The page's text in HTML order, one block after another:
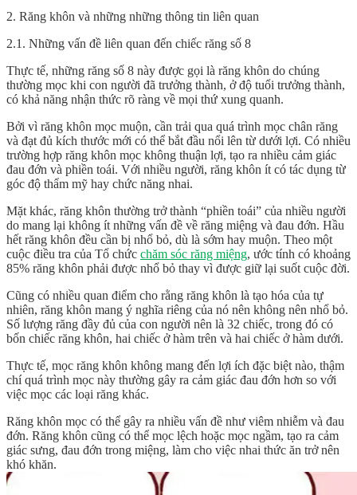
2. Răng khôn và những những thông tin liên quan
2.1. Những vấn đề liên quan đến chiếc răng số 8
Thực tế, những răng số 8 này được gọi là răng khôn do chúng
thường mọc khi con người đã trưởng thành, ở độ tuổi trưởng thành,
có khả năng nhận thức rõ ràng về mọi thứ xung quanh.
Bởi vì răng khôn mọc muộn, cần trải qua quá trình mọc chân răng
và đạt đủ kích thước mới có thể bắt đầu nổi lên từ dưới lợi. Có nhiều
trường hợp răng khôn mọc không thuận lợi, tạo ra nhiều cảm giác
đau đớn và phiền toái. Với nhiều người, răng khôn ít có tác dụng từ
góc độ thẩm mỹ hay chức năng nhai.
Mặt khác, răng khôn thường trở thành “phiền toái” của nhiều người
do mang lại không ít những vấn đề về răng miệng và đau đớn. Hầu
hết răng khôn đều cần bị nhổ bỏ, dù là sớm hay muộn. Theo một
cuộc điều tra của Tổ chức chăm sóc răng miệng, ước tính có khoảng
85% răng khôn phải được nhổ bỏ thay vì được giữ lại suốt cuộc đời.
Cũng có nhiều quan điểm cho rằng răng khôn là tạo hóa của tự
nhiên, răng khôn mang ý nghĩa riêng của nó nên không nên nhổ bỏ.
Số lượng răng đầy đủ của con người nên là 32 chiếc, trong đó có
bốn chiếc răng khôn, hai chiếc ở hàm trên và hai chiếc ở hàm dưới.
Thực tế, mọc răng khôn không mang đến lợi ích đặc biệt nào, thậm
chí quá trình mọc này thường gây ra cảm giác đau đớn hơn so với
việc mọc các loại răng khác.
Răng khôn mọc có thể gây ra nhiều vấn đề như viêm nhiễm và đau
đớn. Răng khôn cũng có thể mọc lệch hoặc mọc ngầm, tạo ra cảm
giác sưng, đau đớn trong miệng, làm cho việc nhai thức ăn trở nên
khó khăn.